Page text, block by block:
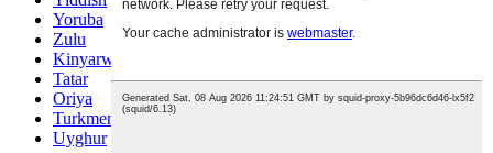
Yoruba
Zulu
Kinyarwanda
Tatar
Oriya
Turkmen
Uyghur